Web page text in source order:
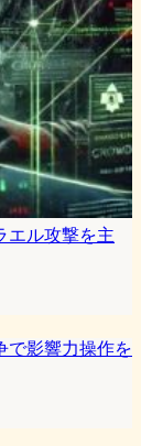
エル攻撃を主
で影響力操作を